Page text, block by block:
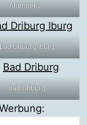
Altenbeken
Bad Driburg Iburg
Bad Driburg